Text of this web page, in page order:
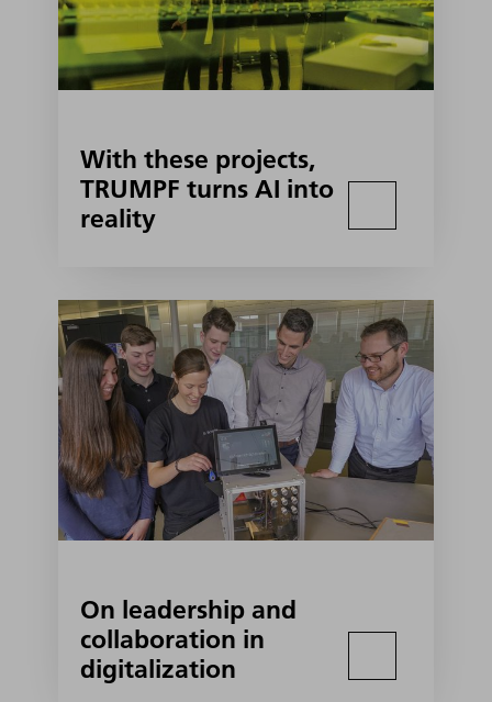
With these projects,
TRUMPF turns AI into
reality
On leadership and
collaboration in
digitalization